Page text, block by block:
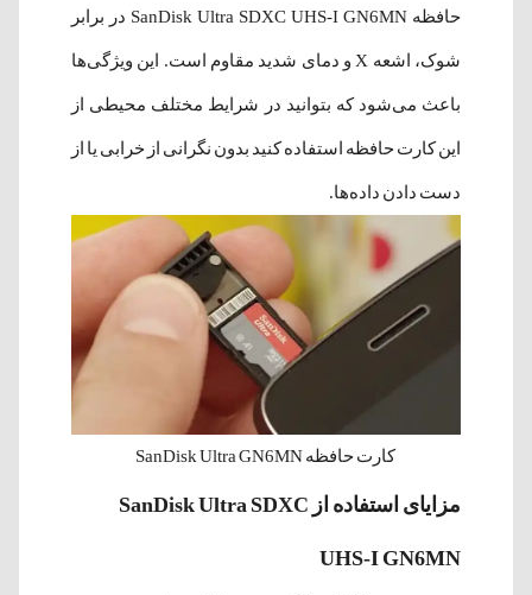
حافظه SanDisk Ultra SDXC UHS-I GN6MN در برابر
شوک، اشعه X و دمای شدید مقاوم است. این ویژگی‌ها
باعث می‌شود که بتوانید در شرایط مختلف محیطی از
این کارت حافظه استفاده کنید بدون نگرانی از خرابی یا از
دست دادن داده‌ها.
کارت حافظه SanDisk Ultra GN6MN
مزایای استفاده از SanDisk Ultra SDXC
UHS-I GN6MN